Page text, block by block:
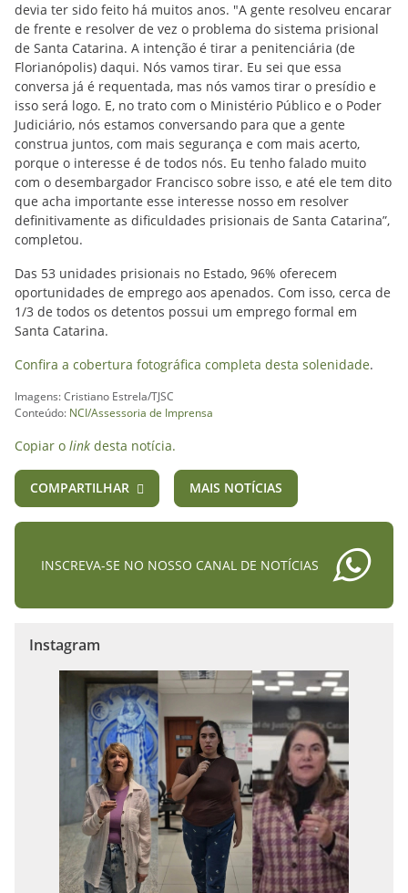
devia ter sido feito há muitos anos. "A gente resolveu encarar
de frente e resolver de vez o problema do sistema prisional
de Santa Catarina. A intenção é tirar a penitenciária (de
Florianópolis) daqui. Nós vamos tirar. Eu sei que essa
conversa já é requentada, mas nós vamos tirar o presídio e
isso será logo. E, no trato com o Ministério Público e o Poder
Judiciário, nós estamos conversando para que a gente
construa juntos, com mais segurança e com mais acerto,
porque o interesse é de todos nós. Eu tenho falado muito
com o desembargador Francisco sobre isso, e até ele tem dito
que acha importante esse interesse nosso em resolver
definitivamente as dificuldades prisionais de Santa Catarina”,
completou.
Das 53 unidades prisionais no Estado, 96% oferecem
oportunidades de emprego aos apenados. Com isso, cerca de
1/3 de todos os detentos possui um emprego formal em
Santa Catarina.
Confira a cobertura fotográfica completa desta solenidade.
Imagens: Cristiano Estrela/TJSC
Conteúdo: NCI/Assessoria de Imprensa
Copiar o link desta notícia.
COMPARTILHAR MAIS NOTÍCIAS
INSCREVA-SE NO NOSSO CANAL DE NOTÍCIAS
Instagram